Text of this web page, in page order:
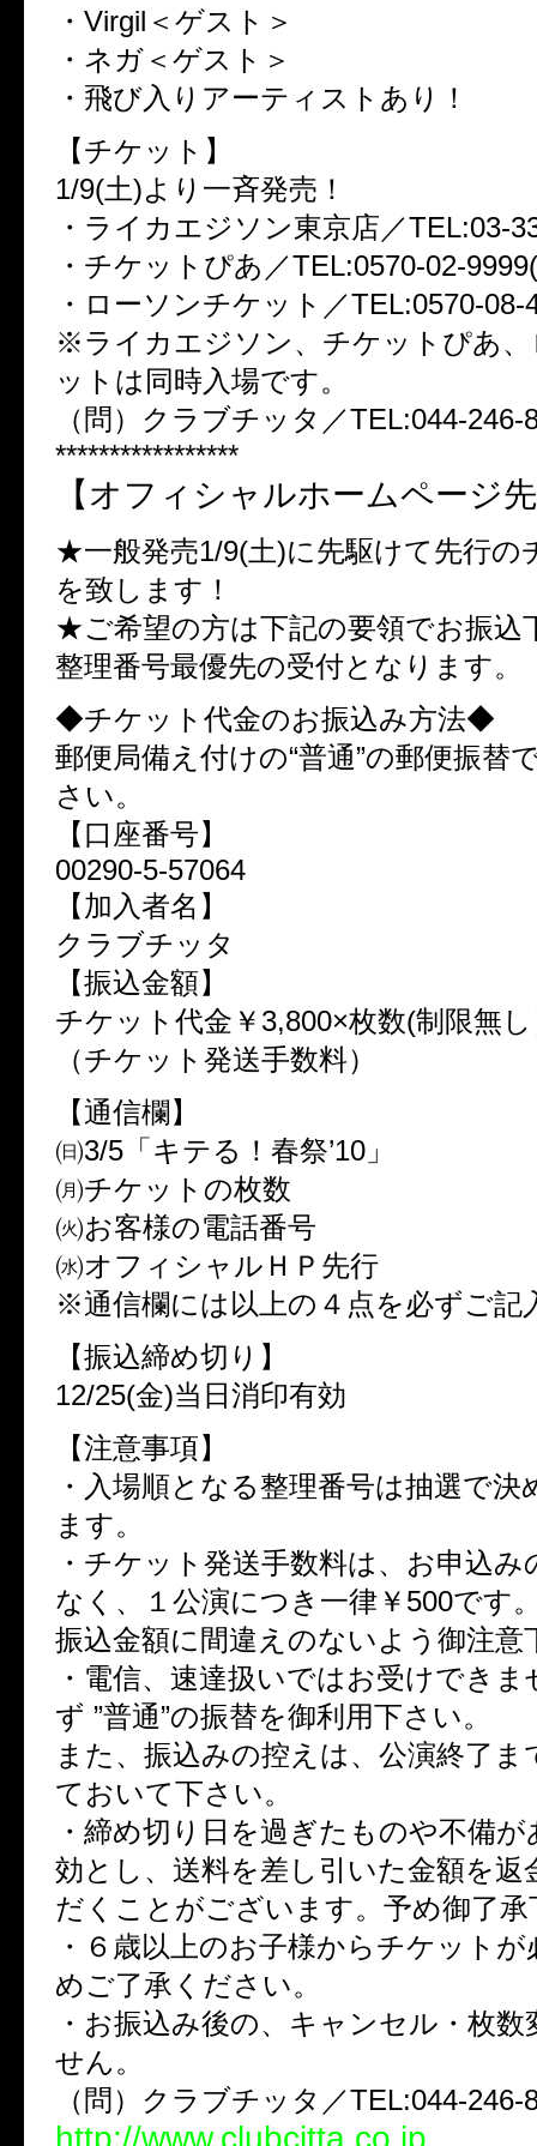
・Virgil＜ゲスト＞
・ネガ＜ゲスト＞
・飛び入りアーティストあり！
【チケット】
1/9(土)より一斉発売！
・ライカエジソン東京店／TEL:03-
・チケットぴあ／TEL:0570-02-
・ローソンチケット／TEL:0570-08-
※ライカエジソン、チケットぴあ
ットは同時入場です。
（問）クラブチッタ／TEL:044-246-
*****************
【オフィシャルホームページ
★一般発売1/9(土)に先駆けて先行の
を致します！
★ご希望の方は下記の要領でお振込
整理番号最優先の受付となります。
◆チケット代金のお振込み方法◆
郵便局備え付けの“普通”の郵便振替
さい。
【口座番号】
00290-5-57064
【加入者名】
クラブチッタ
【振込金額】
チケット代金￥3,800×枚数(制限無
（チケット発送手数料）
【通信欄】
㈰3/5「キテる！春祭’10」
㈪チケットの枚数
㈫お客様の電話番号
㈬オフィシャルＨＰ先行
※通信欄には以上の４点を必ずご記
【振込締め切り】
12/25(金)当日消印有効
【注意事項】
・入場順となる整理番号は抽選で決
ます。
・チケット発送手数料は、お申込み
なく、１公演につき一律￥500です
振込金額に間違えのないよう御注意
・電信、速達扱いではお受けでき
ず ”普通”の振替を御利用下さい。
また、振込みの控えは、公演終了ま
ておいて下さい。
・締め切り日を過ぎたものや不備
効とし、送料を差し引いた金額を返
だくことがございます。予め御了承
・６歳以上のお子様からチケット
めご了承ください。
・お振込み後の、キャンセル・枚
せん。
（問）クラブチッタ／TEL:044-246-
http://www.clubcitta.co.jp